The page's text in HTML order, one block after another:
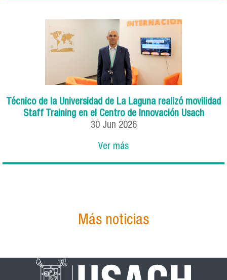
Técnico de la Universidad de La Laguna realizó movilidad
Staff Training en el Centro de Innovación Usach
30 Jun 2026
Ver más
Más noticias